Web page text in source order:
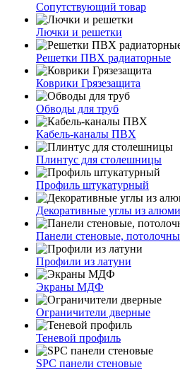
Сопутствующий товар
Лючки и решетки
Решетки ПВХ радиаторные
Коврики Грязезащита
Обводы для труб
Кабель-каналы ПВХ
Плинтус для столешницы
Профиль штукатурный
Декоративные углы из
Панели стеновые,
Профили из латуни
Экраны МДФ
Ограничители дверные
Теневой профиль
SPC панели стеновые